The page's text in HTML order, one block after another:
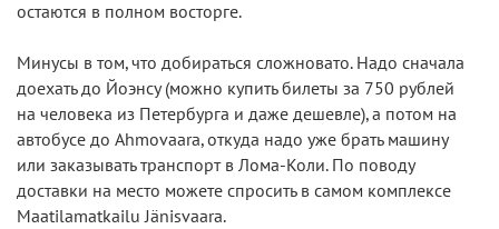
остаются в полном восторге.
Минусы в том, что добираться сложновато. Надо сначала
доехать до Йоэнсу (можно купить билеты за 750 рублей
на человека из Петербурга и даже дешевле), а потом на
автобусе до Ahmovaara, откуда надо уже брать машину
или заказывать транспорт в Лома-Коли. По поводу
доставки на место можете спросить в самом комплексе
Maatilamatkailu Jänisvaara.